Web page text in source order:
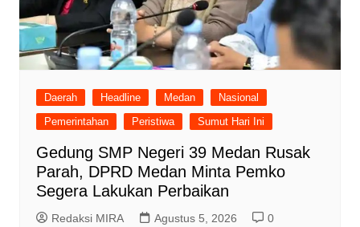
Daerah Headline Medan
Nasional
Pemerintahan
Peristiwa Sumut Hari Ini
Gedung SMP Negeri 39 Medan Rusak
Parah, DPRD Medan Minta Pemko
Segera Lakukan Perbaikan
Redaksi MIRA Agustus 5, 2026 0